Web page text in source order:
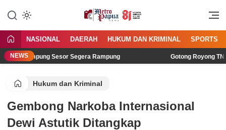
MetroPapua News
Jangan Gentar Bicara Benar
NASIONAL DAERAH HUKUM DAN KRIMINAL SPORTS
NEWS
Kampung Sesor Segera Rampung Gotong Royong TNI
Hukum dan Kriminal
Gembong Narkoba Internasional
Dewi Astutik Ditangkap